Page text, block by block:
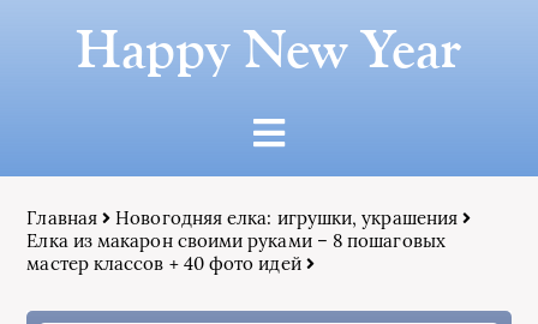
Happy New Year
Главная
Новогодняя елка: игрушки, украшения
Елка из макарон своими руками – 8 пошаговых
мастер классов + 40 фото идей